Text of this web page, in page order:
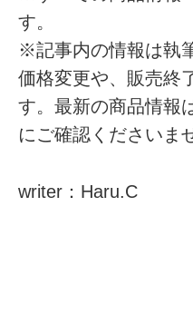
す。
※記事内の情報は執
価格変更や、販売終
す。最新の商品情報
にご確認くださいま
writer：Haru.C